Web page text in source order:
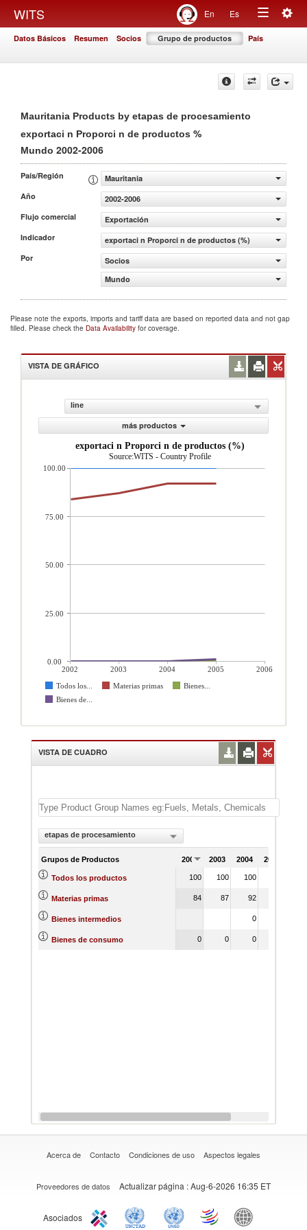
WITS En Es
Toggle
Datos Básicos Resumen Socios Grupo de productos País
Mauritania Products by etapas de procesamiento
exportaci n Proporci n de productos %
Mundo 2002-2006
País/Región
Mauritania
Año
2002-2006
Flujo comercial
Exportación
Indicador
exportaci n Proporci n de productos (%)
Por
Socios
Mundo
Please note the exports, imports and tariff data are based on reported data and not gap
filled. Please check the Data Availability for coverage.
VISTA DE GRÁFICO
line
más productos
exportaci n Proporci n de productos (%)
Source:WITS - Country Profile
2002 2003 2004 2005
2006
Todos los...
Materias primas
Bienes...
Bienes de...
100.00
75.00
50.00
25.00
0.00
VISTA DE CUADRO
etapas de procesamiento
Grupos de Productos 2002 2003 2004 2005
Todos los productos 100 100 100
Materias primas 84 87 92
Bienes intermedios 0
Bienes de consumo 0 0 0
Acerca de Contacto Condiciones de uso Aspectos legales
Proveedores de datos Actualizar página : Aug-6-2026 16:35 ET
Asociados